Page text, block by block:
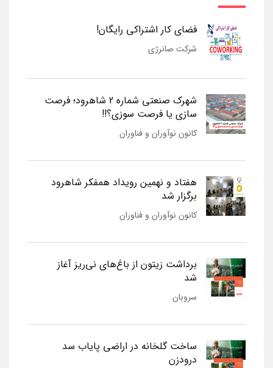
فضای کار اشتراکی رایگان!
شرکت صانرژی
شهرک صنعتی شماره 2 شاهرود؛ فرصت
سازی یا فرصت سوزی؟!!
کانون نوآوران و فناوران
هفتاد و نهمین رویداد همفکر شاهرود
برگزار شد
کانون نوآوران و فناوران
برداشت زیتون از باغ‌های نی‌ریز آغاز
شد
سروبان
ساخت گلخانه در اراضی پایاب سد
درودزن